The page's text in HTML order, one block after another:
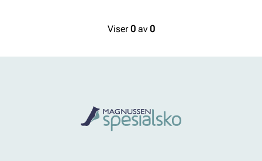
Viser0av 0